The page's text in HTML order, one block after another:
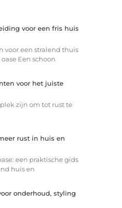
voor een fris huis
voor een stralend thuis
Een schoon
voor het juiste
zijn om tot rust te
rust in huis en
een praktische gids
huis en
onderhoud, styling